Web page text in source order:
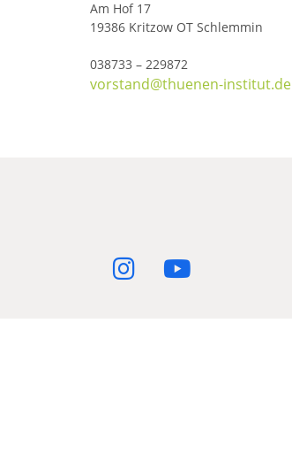
Am Hof 17
19386 Kritzow OT Schlemmin
038733 – 229872
vorstand@thuenen-institut.de